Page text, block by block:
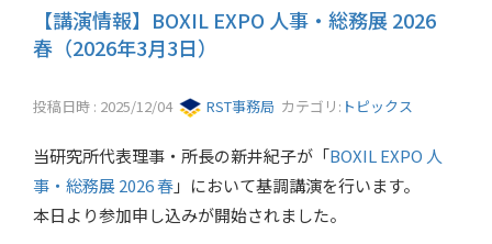
【講演情報】BOXIL EXPO 人事・総務展 2026
春（2026年3月3日）
投稿日時 : 2025/12/04 RST事務局 カテゴリ: トピックス
当研究所代表理事・所長の新井紀子が「BOXIL EXPO 人
事・総務展 2026 春」において基調講演を行います。
本日より参加申し込みが開始されました。